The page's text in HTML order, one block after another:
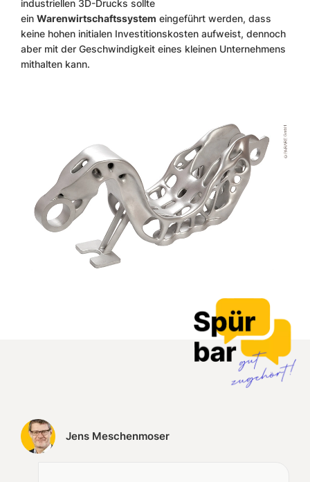
industriellen 3D-Drucks sollte
ein Warenwirtschaftssystem eingeführt werden, dass
keine hohen initialen Investitionskosten aufweist, dennoch
aber mit der Geschwindigkeit eines kleinen Unternehmens
mithalten kann.
Jens Meschenmoser